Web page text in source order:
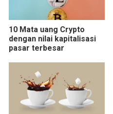
10 Mata uang Crypto
dengan nilai kapitalisasi
pasar terbesar